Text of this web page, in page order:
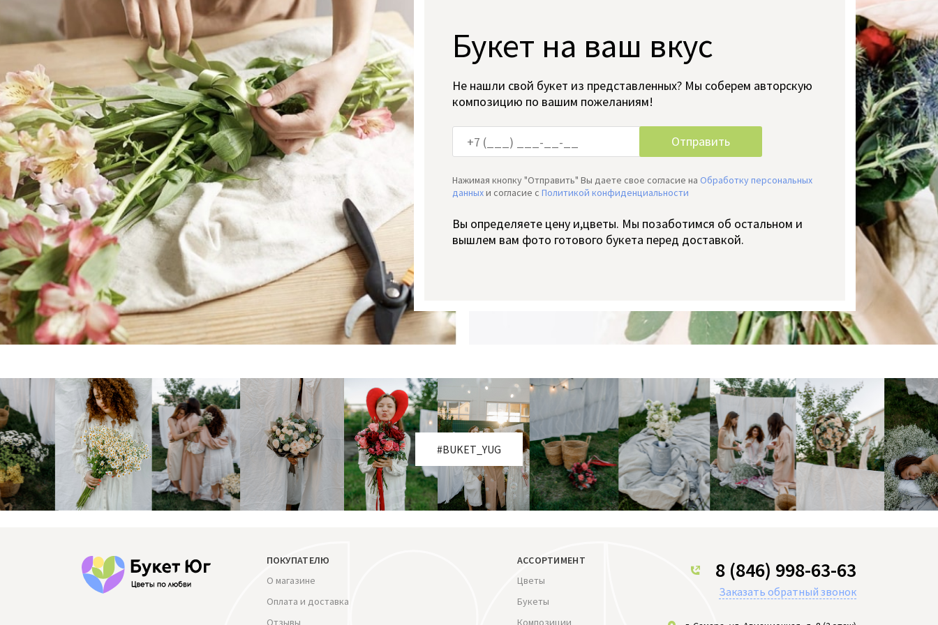
Букет на ваш вкус
Не нашли свой букет из представленных? Мы соберем авторскую
композицию по вашим пожеланиям!
Нажимая кнопку "Отправить" Вы даете свое согласие на Обработку персональных
данныхи согласие cПолитикой конфиденциальности
Вы определяете цену и,цветы. Мы позаботимся об остальном и
вышлем вам фото готового букета перед доставкой.
#BUKET_YUG
ПОКУПАТЕЛЮ
О магазине
Оплата и доставка
Отзывы
АССОРТИМЕНТ
Цветы
Букеты
Композиции
8 (846) 998-63-63
Заказать обратный звонок